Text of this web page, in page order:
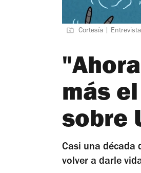
Cortesía |
más
sobre
Casi una década
volver a darle